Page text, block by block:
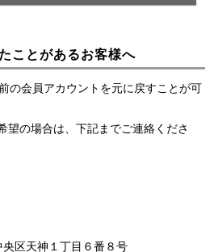
ことがあるお客様へ
の会員アカウントを元に戻すことが可
望の場合は、下記までご連絡くださ
区天神１丁目６番８号